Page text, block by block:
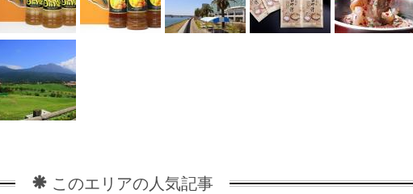
このエリアの人気記事